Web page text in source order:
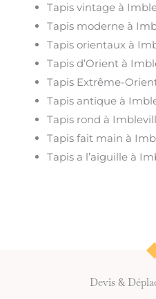
Tapis vintage à
Tapis moderne à
Tapis orientaux à
Tapis d’Orient à
Tapis Extrême-
Tapis antique à
Tapis rond à
Tapis fait main à
Tapis a l’aiguille à
Devis &